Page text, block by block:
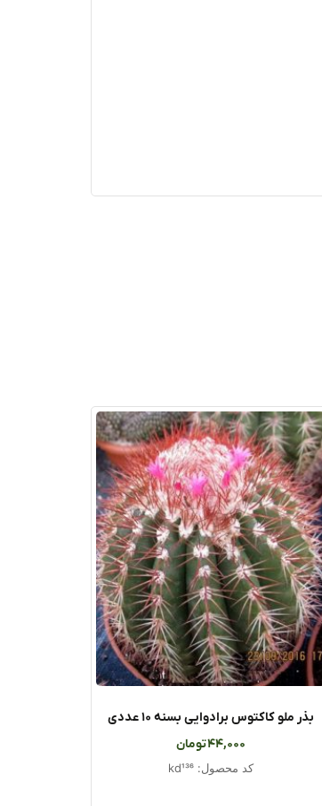
بذر ملو کاکتوس برادوایی بسنه ۱۰ عددی
44,000تومان
کد محصول: kd136